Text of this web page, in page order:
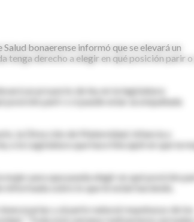
bonaerense informó que se elevará un
tenga derecho a elegir en qué posición parir
un proyecto de ley en la legislatura
posición parir o si puede estar acompañada
la Dirección de Maternidad, Infancia y
a la Legislatura que hace hincapié en que la
para que pueda elegir en qué posición
y al parto natural respetuoso de los